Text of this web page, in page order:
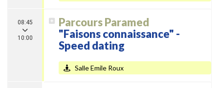
08:45
10:00
Parcours Paramed
"Faisons connaissance" -
Speed dating
Salle Emile Roux